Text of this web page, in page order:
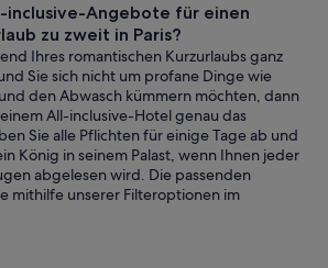
inclusive-Angebote für einen
zu zweit in Paris?
Ihres romantischen Kurzurlaubs ganz
Sie sich nicht um profane Dinge wie
den Abwasch kümmern möchten, dann
All-inclusive-Hotel genau das
Sie alle Pflichten für einige Tage ab und
König in seinem Palast, wenn Ihnen jeder
abgelesen wird. Die passenden
mithilfe unserer Filteroptionen im